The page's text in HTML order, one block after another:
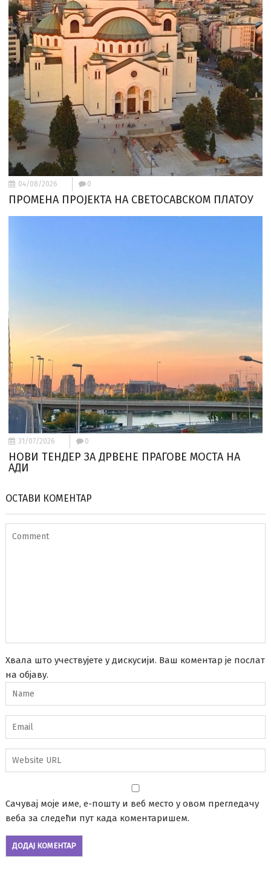
04/08/2026 0
ПРОМЕНА ПРОЈЕКТА НА СВЕТОСАВСКОМ ПЛАТОУ
31/07/2026 0
НОВИ ТЕНДЕР ЗА ДРВЕНЕ ПРАГОВЕ МОСТА НА
АДИ
ОСТАВИ КОМЕНТАР
Хвала што учествујете у дискусији. Ваш коментар је послат
на објаву.
Сачувај моје име, е-пошту и веб место у овом прегледачу
веба за следећи пут када коментаришем.